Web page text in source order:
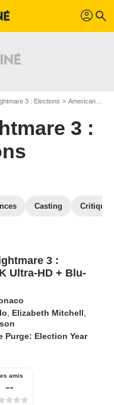
profil search
3 : Elections American Nightmare 3 : Elections en Blu Ray
3 :
Casting
3 :
Ultra-HD + Blu-
Elizabeth Mitchell
Purge: Election Year
amis
--